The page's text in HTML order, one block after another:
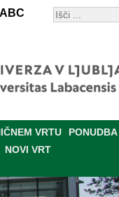
ABC
VRTU PONUDBA
NOVI VRT